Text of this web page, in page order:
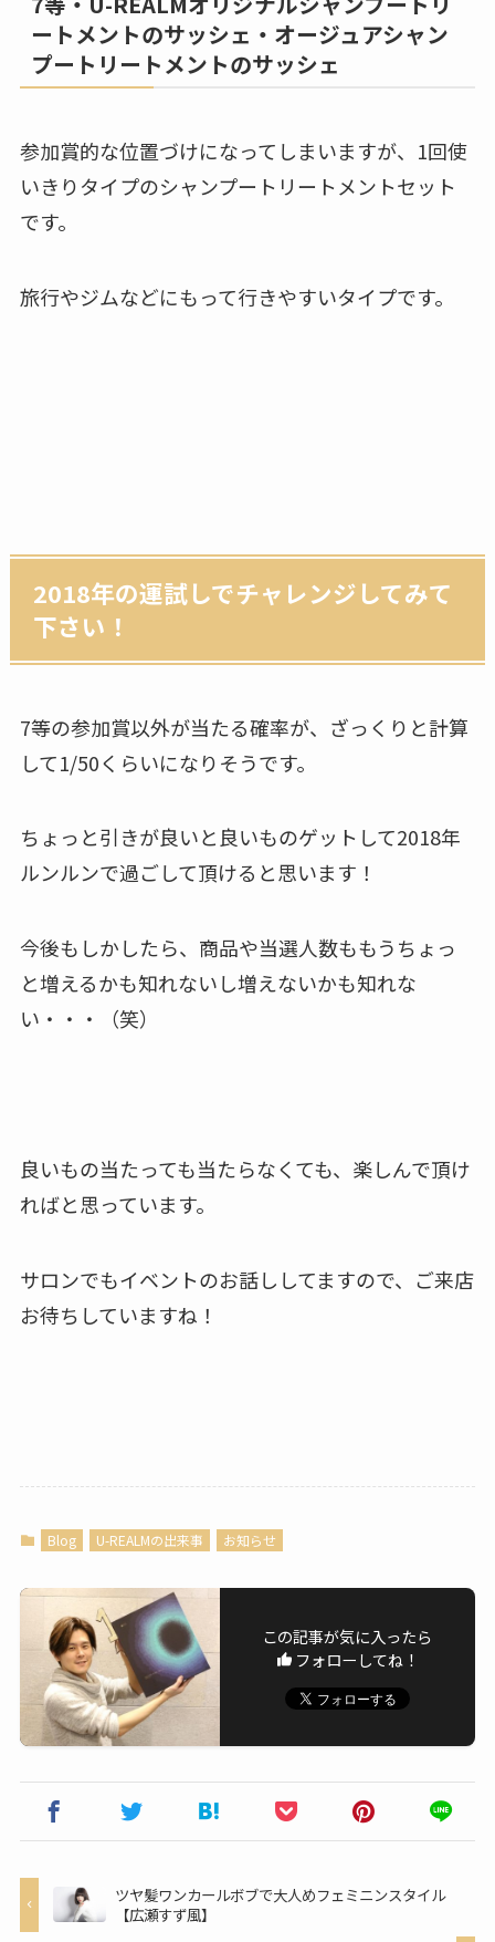
ートメントのサッシェ・オージュアシャン
プートリートメントのサッシェ
参加賞的な位置づけになってしまいますが、1回使
いきりタイプのシャンプートリートメントセット
です。
旅行やジムなどにもって行きやすいタイプです。
2018年の運試しでチャレンジしてみて
下さい！
7等の参加賞以外が当たる確率が、ざっくりと計算
して1/50くらいになりそうです。
ちょっと引きが良いと良いものゲットして2018年
ルンルンで過ごして頂けると思います！
今後もしかしたら、商品や当選人数ももうちょっ
と増えるかも知れないし増えないかも知れな
い・・・（笑）
良いもの当たっても当たらなくても、楽しんで頂け
ればと思っています。
サロンでもイベントのお話ししてますので、ご来店
お待ちしていますね！
Blog U-REALMの出来事 お知らせ
この記事が気に入ったら
フォローしてね！
ツヤ髪ワンカールボブで大人めフェミニンスタイル
【広瀬すず風】